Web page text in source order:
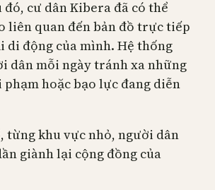
đó, cư dân Kibera đã có thể
liên quan đến bản đồ trực tiếp
di động của mình. Hệ thống
dân mỗi ngày tránh xa những
hoặc bạo lực đang diễn
từng khu vực nhỏ, người dân
giành lại cộng đồng của